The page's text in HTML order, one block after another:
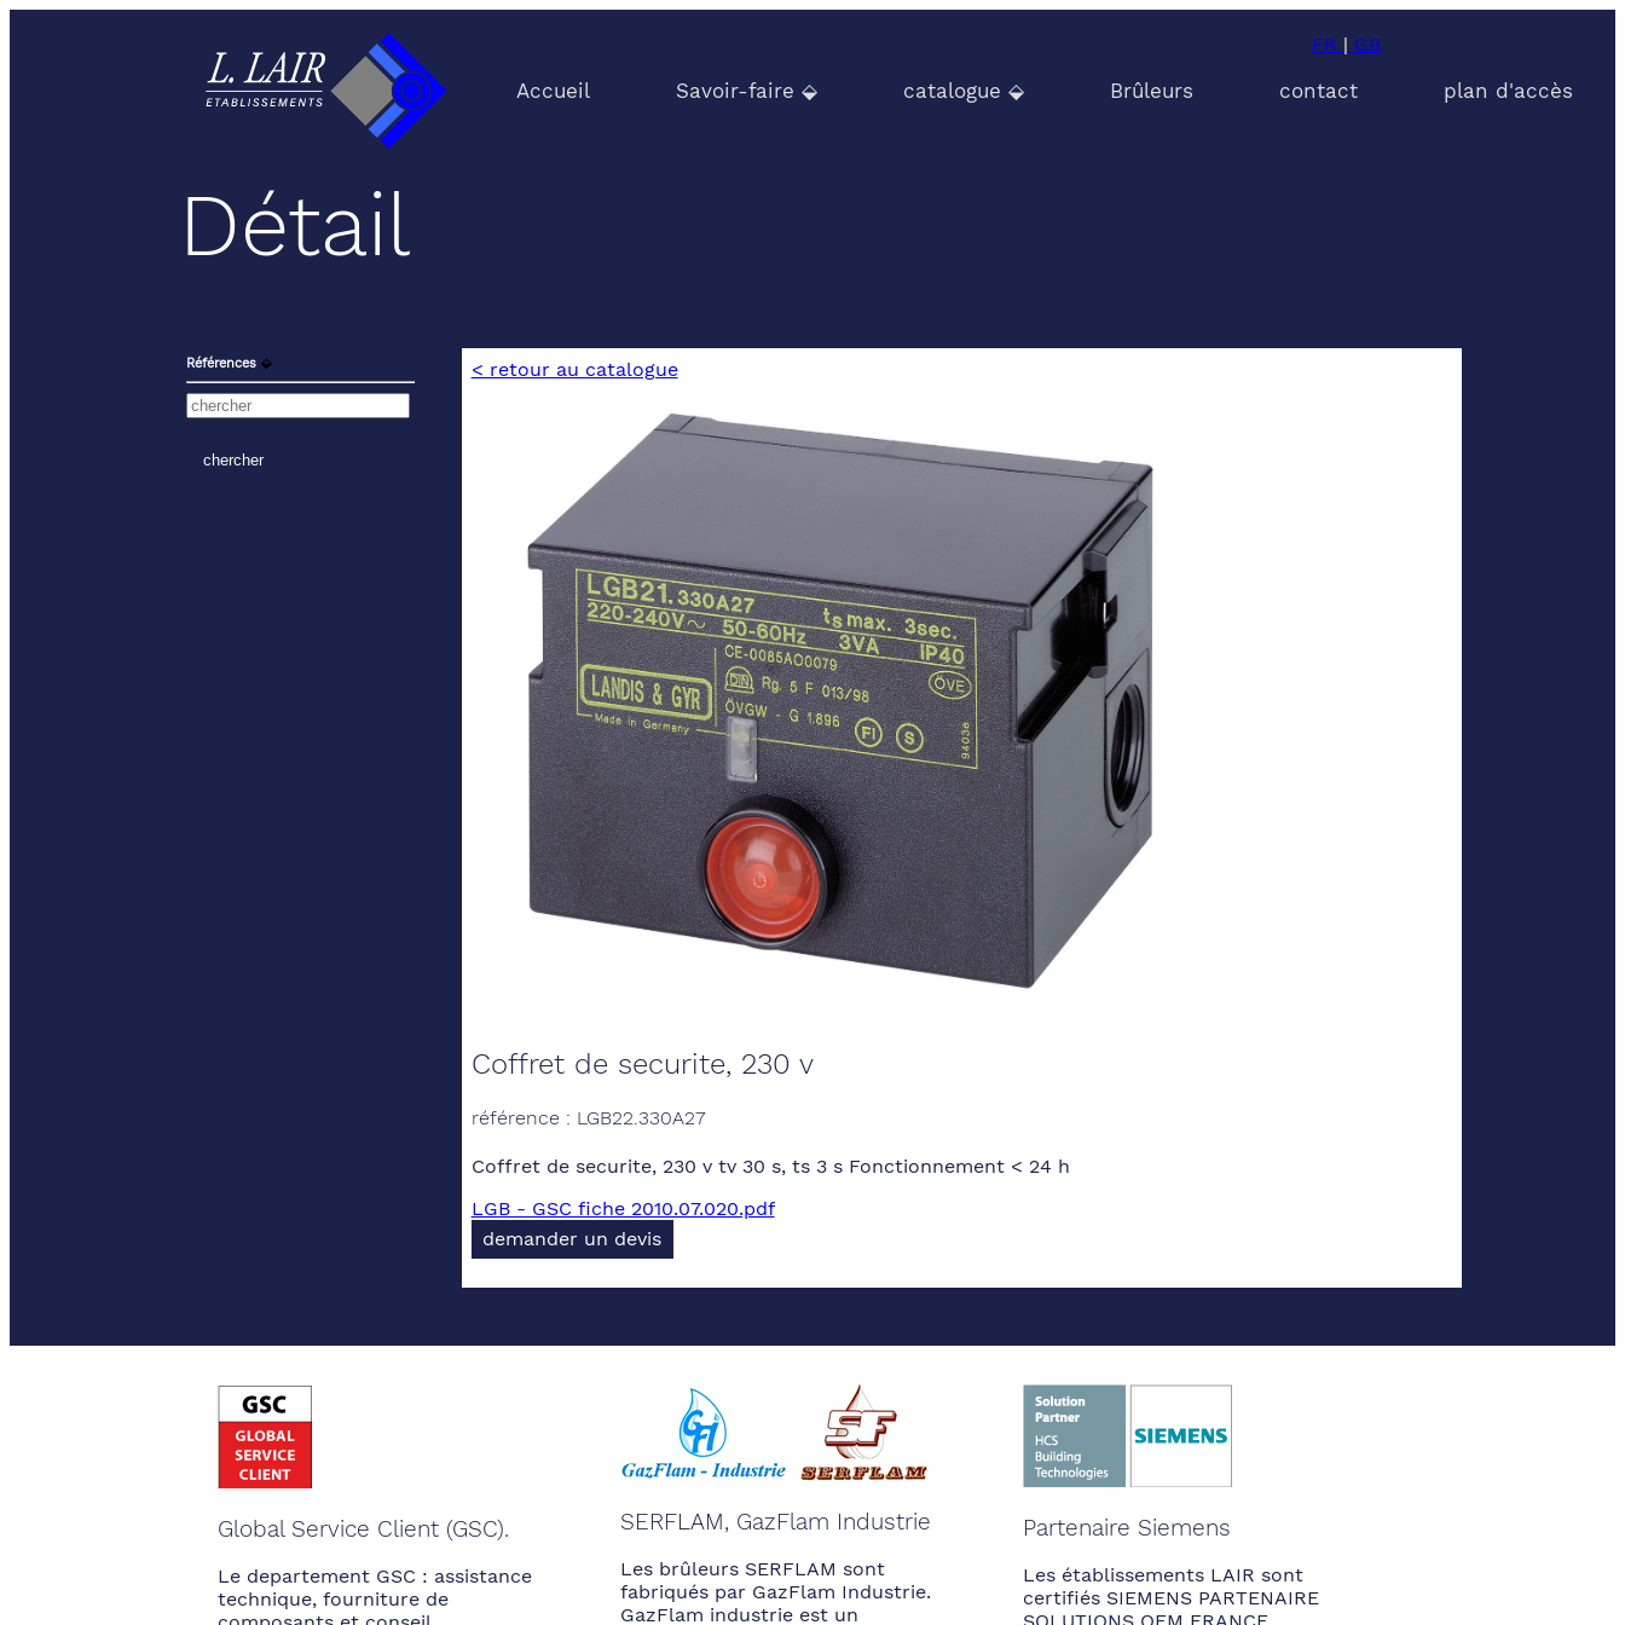
FR | GB
Accueil Savoir-faire ⬙ catalogue ⬙ Brûleurs contact plan d'accès
Détail
Références ⬙ < retour au catalogue
Coffret de securite, 230 v
référence : LGB22.330A27
Coffret de securite, 230 v tv 30 s, ts 3 s Fonctionnement < 24 h
LGB - GSC fiche 2010.07.020.pdf
demander un devis
Global Service Client (GSC).
Le departement GSC : assistance
technique, fourniture de
SERFLAM, GazFlam Industrie
Les brûleurs SERFLAM sont
fabriqués par GazFlam Industrie.
GazFlam industrie est un
Partenaire Siemens
Les établissements LAIR sont
certifiés SIEMENS PARTENAIRE